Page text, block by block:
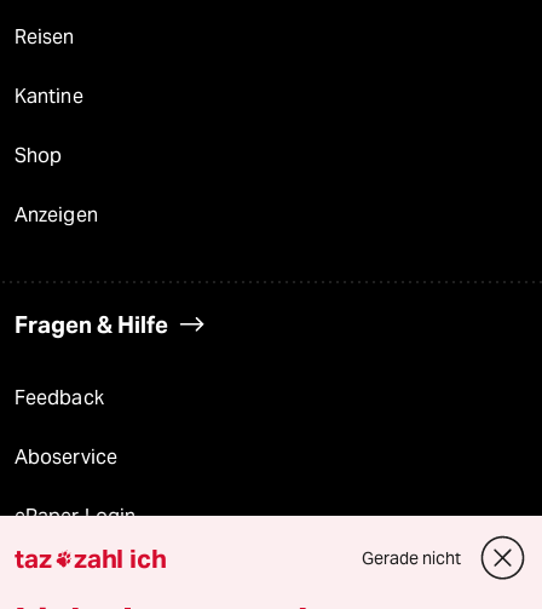
Reisen
Kantine
Shop
Anzeigen
Fragen & Hilfe
Feedback
Aboservice
ePaper Login
Downloads für Abonnierende
taz zahl ich Gerade nicht